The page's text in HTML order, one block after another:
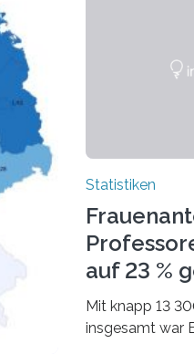
Statistiken
auf 23 %
Mit knapp 13
insgesamt war